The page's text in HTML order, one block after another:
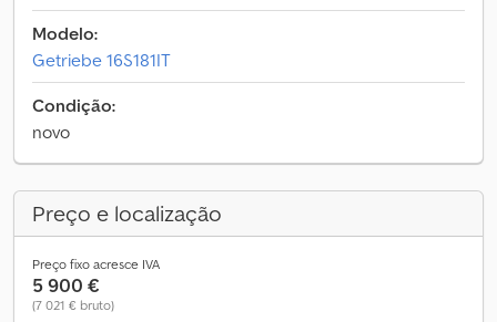
Modelo:
Getriebe 16S181IT
Condição:
novo
Preço e localização
Preço fixo acresce IVA
5 900 €
(7 021 € bruto)